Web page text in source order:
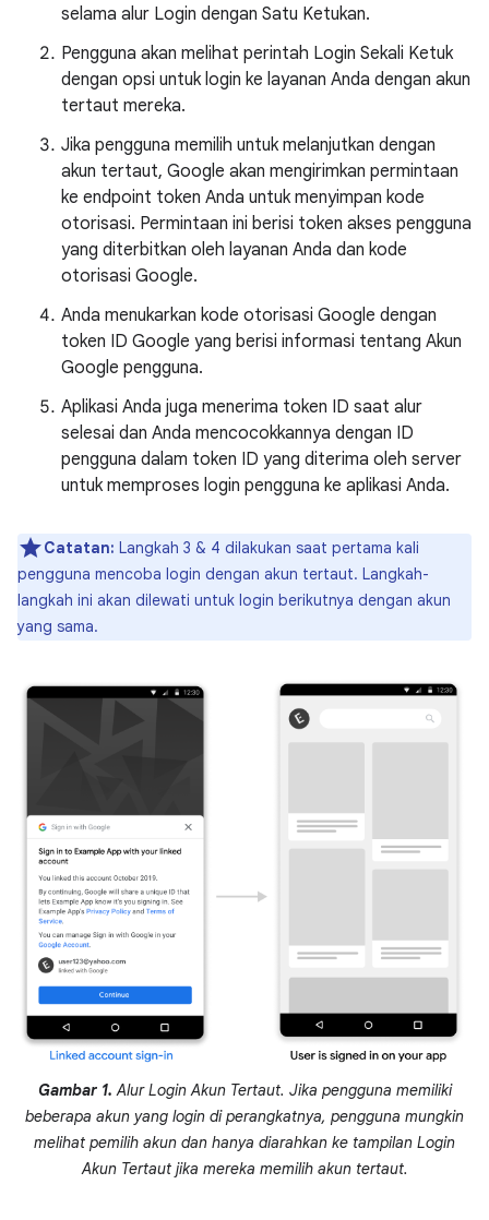
selama alur Login dengan Satu Ketukan.
Pengguna akan melihat perintah Login Sekali Ketuk
dengan opsi untuk login ke layanan Anda dengan akun
tertaut mereka.
Jika pengguna memilih untuk melanjutkan dengan
akun tertaut, Google akan mengirimkan permintaan
ke endpoint token Anda untuk menyimpan kode
otorisasi. Permintaan ini berisi token akses pengguna
yang diterbitkan oleh layanan Anda dan kode
otorisasi Google.
Anda menukarkan kode otorisasi Google dengan
token ID Google yang berisi informasi tentang Akun
Google pengguna.
Aplikasi Anda juga menerima token ID saat alur
selesai dan Anda mencocokkannya dengan ID
pengguna dalam token ID yang diterima oleh server
untuk memproses login pengguna ke aplikasi Anda.
Catatan: Langkah 3 & 4 dilakukan saat pertama kali
pengguna mencoba login dengan akun tertaut. Langkah-
langkah ini akan dilewati untuk login berikutnya dengan akun
yang sama.
Gambar 1. Alur Login Akun Tertaut. Jika pengguna memiliki
beberapa akun yang login di perangkatnya, pengguna mungkin
melihat pemilih akun dan hanya diarahkan ke tampilan Login
Akun Tertaut jika mereka memilih akun tertaut.